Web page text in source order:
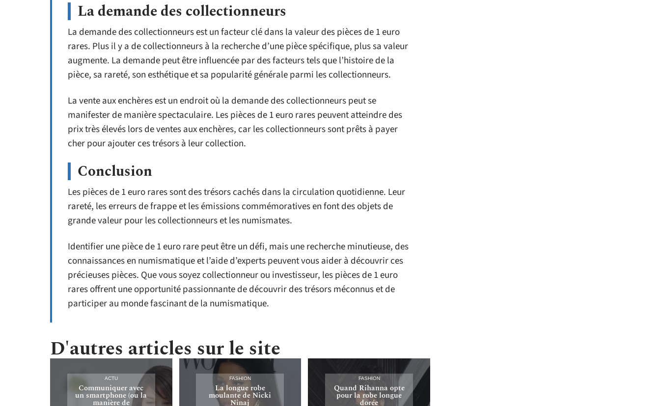
La demande des collectionneurs
La demande des collectionneurs est un facteur clé dans la valeur des pièces de 1 euro
rares. Plus il y a de collectionneurs à la recherche d’une pièce spécifique, plus sa valeur
augmente. La demande peut être influencée par des facteurs tels que l’histoire de la
pièce, sa rareté, son esthétique et sa popularité générale parmi les collectionneurs.
La vente aux enchères est un endroit où la demande des collectionneurs peut se
manifester de manière spectaculaire. Les pièces de 1 euro rares peuvent atteindre des
prix très élevés lors de ventes aux enchères, car les collectionneurs sont prêts à payer
cher pour ajouter ces trésors à leur collection.
Conclusion
Les pièces de 1 euro rares sont des trésors cachés dans la circulation quotidienne. Leur
rareté, les erreurs de frappe et les émissions commémoratives en font des objets de
grande valeur pour les collectionneurs et les numismates.
Identifier une pièce de 1 euro rare peut être un défi, mais une recherche minutieuse, des
connaissances en numismatique et l’aide d’experts peuvent vous aider à découvrir ces
précieuses pièces. Que vous soyez collectionneur ou investisseur, les pièces de 1 euro
rares offrent une opportunité passionnante de découvrir des trésors méconnus et de
participer au monde fascinant de la numismatique.
D'autres articles sur le site
ACTU
Communiquer avec
un smartphone (ou la
manière de
FASHION
La longue robe
moulante de Nicki
Ninaj
FASHION
Quand Rihanna opte
pour la robe longue
dorée